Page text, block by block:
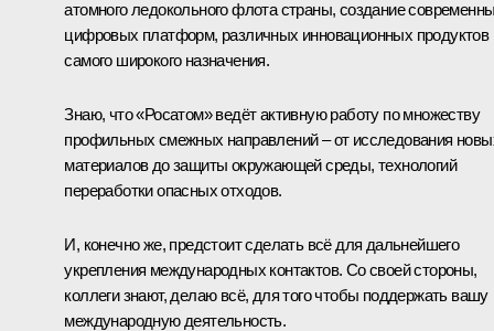
атомного ледокольного флота страны, создание
цифровых платформ, различных инновационных продуктов
самого широкого назначения.
Знаю, что «Росатом» ведёт активную работу по множеству
профильных смежных направлений – от исследования
материалов до защиты окружающей среды, технологий
переработки опасных отходов.
И, конечно же, предстоит сделать всё для дальнейшего
укрепления международных контактов. Со своей стороны,
коллеги знают, делаю всё, для того чтобы поддержать вашу
международную деятельность.